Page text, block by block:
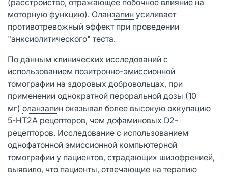
моторную функцию). Оланзапин усиливает
противотревожный эффект при проведении
"анксиолитического" теста.
По данным клинических исследований с
использованием позитронно-эмиссионной
томографии на здоровых добровольцах, при
применении однократной пероральной дозы (10
мг) оланзапин оказывал более высокую оккупацию
5-НТ2A рецепторов, чем дофаминовых D2-
рецепторов. Исследование с использованием
однофатонной эмиссионной компьютерной
томографии у пациентов, страдающих шизофренией,
выявило, что пациенты, отвечающие на терапию